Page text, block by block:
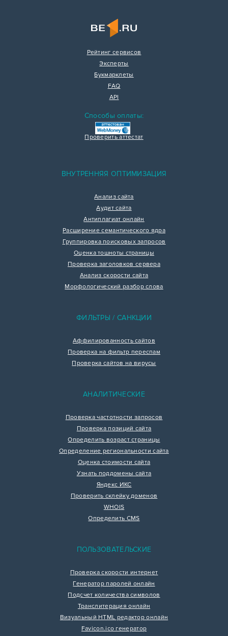
Рейтинг сервисов
Эксперты
Букмарклеты
FAQ
API
Способы оплаты:
Проверить аттестат
ВНУТРЕННЯЯ ОПТИМИЗАЦИЯ
Анализ сайта
Аудит сайта
Антиплагиат онлайн
Расширение семантического ядра
Группировка поисковых запросов
Оценка тошноты страницы
Проверка заголовков сервера
Анализ скорости сайта
Морфологический разбор слова
ФИЛЬТРЫ / САНКЦИИ
Аффилированность сайтов
Проверка на фильтр переспам
Проверка сайтов на вирусы
АНАЛИТИЧЕСКИЕ
Проверка частотности запросов
Проверка позиций сайта
Определить возраст страницы
Определение региональности сайта
Оценка стоимости сайта
Узнать поддомены сайта
Яндекс ИКС
Проверить склейку доменов
WHOIS
Определить CMS
ПОЛЬЗОВАТЕЛЬСКИЕ
Проверка скорости интернет
Генератор паролей онлайн
Подсчет количества символов
Транслитерация онлайн
Визуальный HTML редактор онлайн
Favicon.ico генератор